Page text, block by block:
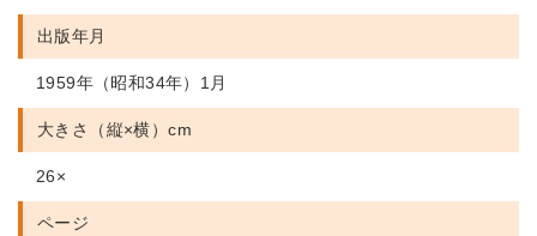
出版年月
1959年（昭和34年）1月
大きさ（縦×横）cm
26×
ページ